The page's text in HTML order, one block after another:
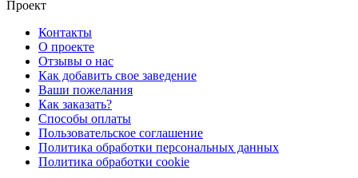
Проект
Контакты
О проекте
Отзывы о нас
Как добавить свое заведение
Ваши пожелания
Как заказать?
Способы оплаты
Пользовательское соглашение
Политика обработки персональных данных
Политика обработки cookie